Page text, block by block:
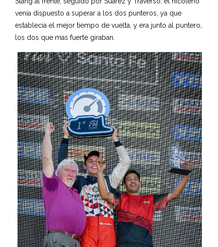
venía dispuesto a superar a los dos punteros, ya que
establecia el mejor tiempo de vuelta, y era junto al puntero,
los dos que mas fuerte giraban.